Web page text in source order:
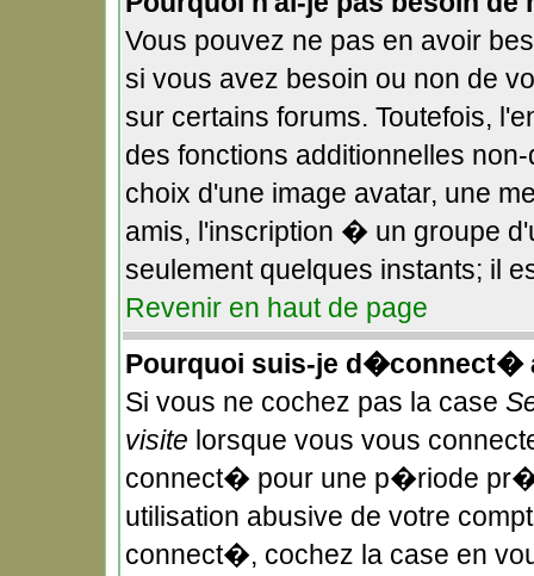
Vous pouvez ne pas en avoir
si vous avez besoin ou non de
sur certains forums. Toutefois,
des fonctions additionnelles
choix d'une image avatar, une
amis, l'inscription � un groupe
seulement quelques instants; il
Revenir en haut de page
Pourquoi suis-je d�connect�
Si vous ne cochez pas la case
visite lorsque vous vous
connect� pour une p�riode
utilisation abusive de votre
connect�, cochez la case en